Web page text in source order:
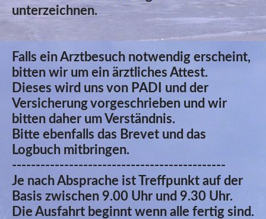
unterzeichnen.
Falls ein Arztbesuch notwendig erscheint,
bitten wir um ein ärztliches Attest.
Dieses wird uns von PADI und der
Versicherung vorgeschrieben und wir
bitten daher um Verständnis.
Bitte ebenfalls das Brevet und das
Logbuch mitbringen.
---------------------------------------------
Je nach Absprache ist Treffpunkt auf der
Basis zwischen 9.00 Uhr und 9.30 Uhr.
Die Ausfahrt beginnt wenn alle fertig sind.